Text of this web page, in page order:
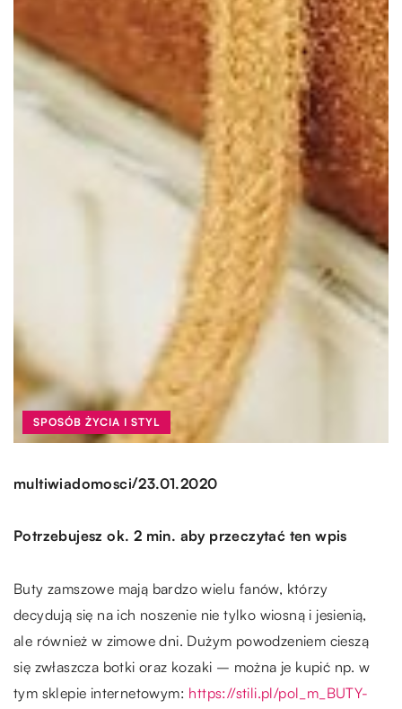
SPOSÓB ŻYCIA I STYL
multiwiadomosci/23.01.2020
Potrzebujesz ok. 2 min. aby przeczytać ten wpis
Buty zamszowe mają bardzo wielu fanów, którzy
decydują się na ich noszenie nie tylko wiosną i jesienią,
ale również w zimowe dni. Dużym powodzeniem cieszą
się zwłaszcza botki oraz kozaki – można je kupić np. w
tym sklepie internetowym: https://stili.pl/pol_m_BUTY-